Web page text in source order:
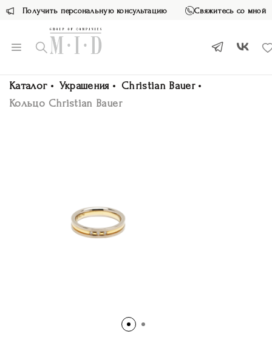
Получить персональную консультацию Свяжитесь со мной
Каталог Украшения
Christian Bauer
Кольцо Christian Bauer